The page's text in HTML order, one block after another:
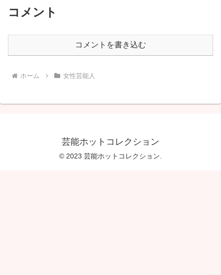
コメント
コメントを書き込む
ホーム 女性芸能人
芸能ホットコレクション
© 2023 芸能ホットコレクション.